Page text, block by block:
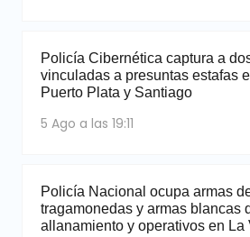
Policía Cibernética captura a
vinculadas a presuntas estafas
Puerto Plata y Santiago
5 Ago a las 19:11
Policía Nacional ocupa armas
tragamonedas y armas blancas
allanamiento y operativos en La